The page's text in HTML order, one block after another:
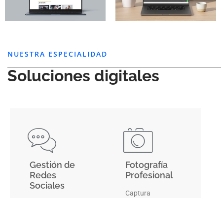
NUESTRA ESPECIALIDAD
Soluciones digitales
Gestión de
Redes
Sociales
Fotografía
Profesional
Captura